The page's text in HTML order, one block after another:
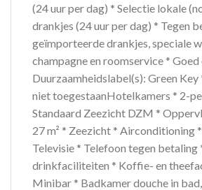
(24 uur per dag) * Selectie lokale
drankjes (24 uur per dag) * Tegen
geïmporteerde drankjes, speciale
champagne en roomservice *
Duurzaamheidslabel(s): Green
niet toegestaanHotelkamers * 2-
Standaard Zeezicht DZM *
27 m² * Zeezicht * Airconditioning
Televisie * Telefoon tegen betaling
drinkfaciliteiten * Koffie- en
Minibar * Badkamer douche in